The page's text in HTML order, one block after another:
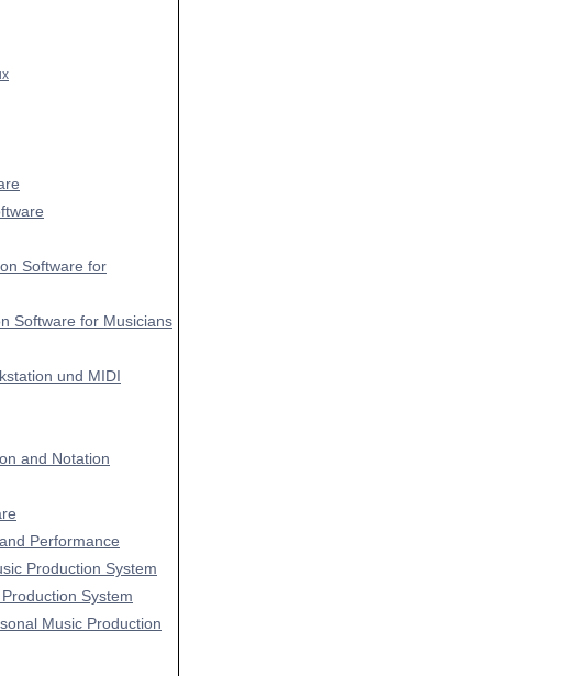
Software for
Software for Musicians
und MIDI
and Notation
Performance
Production System
System
Music Production